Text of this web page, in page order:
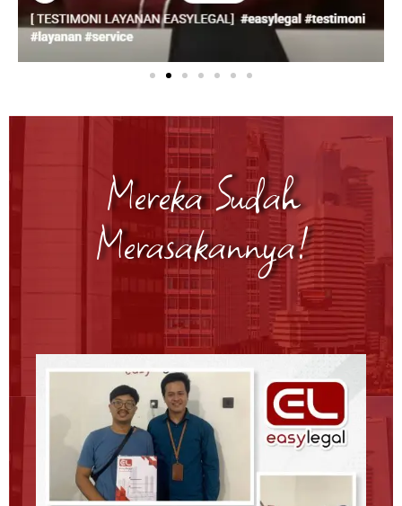
Mereka Sudah
Merasakannya!